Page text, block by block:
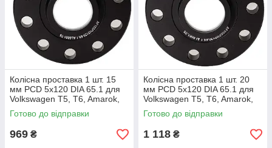
Колісна проставка 1 шт. 15
мм PCD 5x120 DIA 65.1 для
Volkswagen T5, T6, Amarok,
Touareg (Кована)
Готово до відправки
969 ₴
Колісна проставка 1 шт. 20
мм PCD 5x120 DIA 65.1 для
Volkswagen T5, T6, Amarok,
Touareg (Кована)
Готово до відправки
1 118 ₴